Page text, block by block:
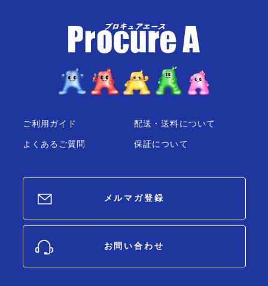
ご利用ガイド
よくあるご質問
配送・送料について
保証について
メルマガ登録
お問い合わせ